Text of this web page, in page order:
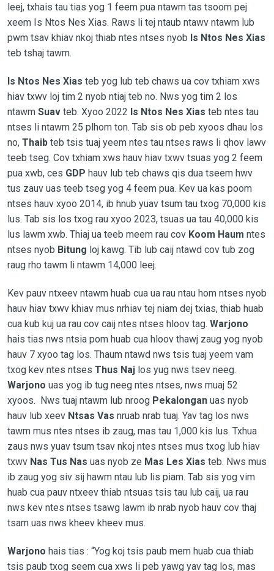
leej, txhais tau tias yog 1 feem pua ntawm tas tsoom pej
xeem Is Ntos Nes Xias. Raws li tej ntaub ntawv ntawm lub
pwm tsav khiav nkoj thiab ntes ntses nyob Is Ntos Nes Xias
teb tshaj tawm.
Is Ntos Nes Xias teb yog lub teb chaws ua cov txhiam xws
hiav txwv loj tim 2 nyob ntiaj teb no. Nws yog tim 2 los
ntawm Suavteb. Xyoo 2022 Is Ntos Nes Xias teb ntes tau
ntses li ntawm 25 plhom ton. Tab sis ob peb xyoos dhau los
no, Thaib teb tsis tuaj yeem ntes tau ntses raws li qhov lawv
teeb tseg. Cov txhiam xws hauv hiav txwv tsuas yog 2 feem
pua xwb, ces GDP hauv lub teb chaws qis dua tseem hwv
tus zauv uas teeb tseg yog 4 feem pua. Kev ua kas poom
ntses hauv xyoo 2014, ib hnub yuav tsum tau txog 70,000 kis
lus. Tab sis los txog rau xyoo 2023, tsuas ua tau 40,000 kis
lus lawm xwb. Thiaj ua teeb meem rau cov Koom Haum ntes
ntses nyob Bitung loj kawg. Tib lub caij ntawd cov tub zog
raug rho tawm li ntawm 14,000 leej.
Kev pauv ntxeev ntawm huab cua ua rau ntau hom ntses nyob
hauv hiav txwv khiav mus nrhiav tej niam dej txias, thiab huab
cua kub kuj ua rau cov caij ntes ntses hloov tag. Warjono
hais tias nws ntsia pom huab cua hloov thawj zaug yog nyob
hauv 7 xyoo tag los. Thaum ntawd nws tsis tuaj yeem vam
txog kev ntes ntses Thus Najlos yug nws tsev neeg.
Warjono uas yog ib tug neeg ntes ntses, nws muaj 52
xyoos. Nws tuaj ntawm lub nroog Pekalonganuas nyob
hauv lub xeev Ntsas Vas nruab nrab tuaj. Yav tag los nws
tawm mus ntes ntses ib zaug, mas tau 1,000 kis lus. Txhua
zaus nws yuav tsum tsav nkoj ntes ntses mus txog lub hiav
txwv Nas Tus Nas uas nyob ze Mas Les Xias teb. Nws mus
ib zaug yog siv sij hawm ntau lub lis piam. Tab sis yog vim
huab cua pauv ntxeev thiab ntsuas tsis tau lub caij, ua rau
nws kev ntes ntses tsawg lawm ib nrab nyob hauv cov thaj
tsam uas nws kheev kheev mus.
Warjono hais tias : “Yog koj tsis paub mem huab cua thiab
tsis paub txog seem cua xws li peb yawg yav tag los, mas